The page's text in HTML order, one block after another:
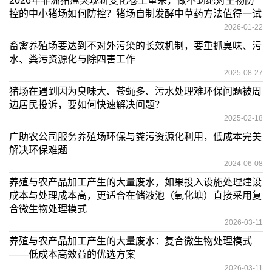
控的中小猪场如何防控？猪场自制发酵中草药方法值得一试
2026-01-22
畜禽养殖场要达到不对外污染的长效机制，要重抓臭味、污
水、粪污资源化与除四害工作
2025-08-27
猪场在遇到因为臭味大、苍蝇多、污水处理难环保问题被周
边居民投诉，要如何快速解决问题？
2025-02-18
广助农公司服务养殖场环保与粪污资源化利用，低成本完美
解决环保难题
2024-06-08
养殖与农产品加工产生的大量废水，如果投入设施处理建设
成本与处理成本高，更适合在储液池（氧化塘）直接采用复
合微生物处理模式
2026-03-11
养殖与农产品加工产生的大量废水：复合微生物处理模式
——低成本高效益的优选方案
2026-03-11